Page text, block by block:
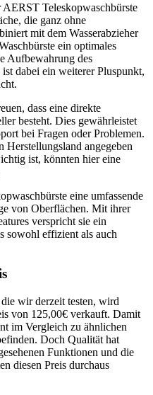
Teleskopwaschbürste
die ganz ohne
mit dem Wasserabzieher
ein optimales
Aufbewahrung des
dabei ein weiterer Pluspunkt,
dass eine direkte
besteht. Dies gewährleistet
bei Fragen oder Problemen.
Herstellungsland angegeben
ist, könnten hier eine
eine umfassende
von Oberflächen. Mit ihrer
verspricht sie ein
sowohl effizient als auch
wir derzeit testen, wird
von 125,00€ verkauft. Damit
im Vergleich zu ähnlichen
Doch Qualität hat
Funktionen und die
diesen Preis durchaus